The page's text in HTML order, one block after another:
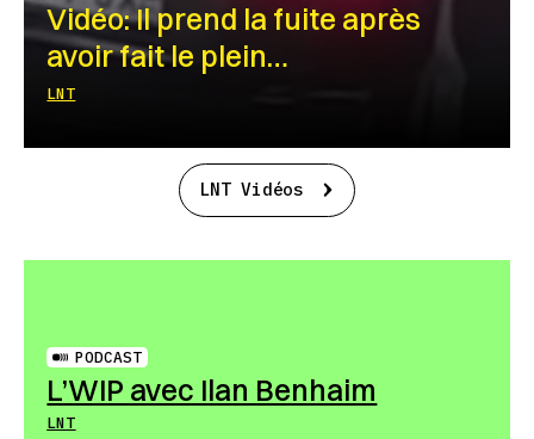
Vidéo: Il prend la fuite après
avoir fait le plein…
LNT
LNT Vidéos
PODCAST
L’WIP avec Ilan Benhaim
LNT